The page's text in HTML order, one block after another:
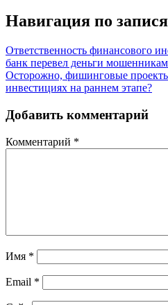
Навигация по
Ответственность финансового
банк перевел деньги
Осторожно, фишинговые
инвестициях на раннем этапе?
Добавить комментарий
Комментарий *
Имя *
Email *